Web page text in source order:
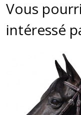
Vous
intéressé